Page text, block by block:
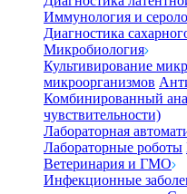
Иммунология и
Диагностика
Микробиология
Культивирование
микроорганизмов
Комбинированный
чувствительности)
Лабораторная
Лабораторные роботы
Ветеринария и ГМО
Инфекционные